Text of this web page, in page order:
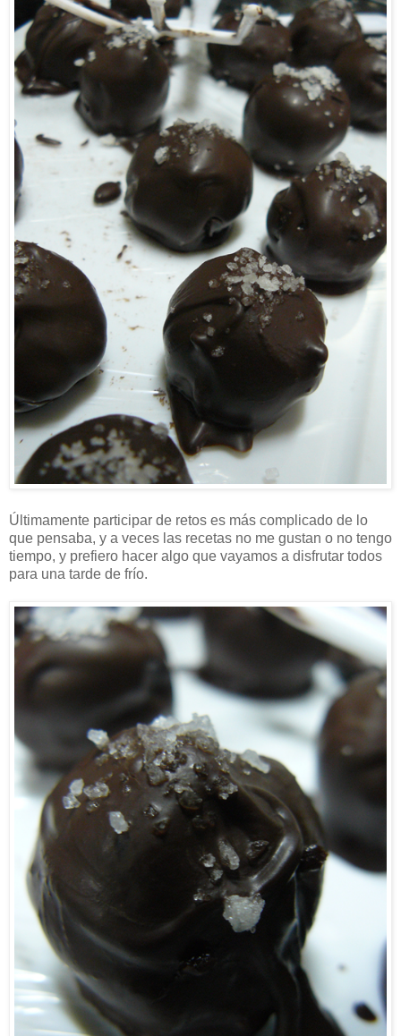
Últimamente participar de retos es más complicado de lo
que pensaba, y a veces las recetas no me gustan o no tengo
tiempo, y prefiero hacer algo que vayamos a disfrutar todos
para una tarde de frío.